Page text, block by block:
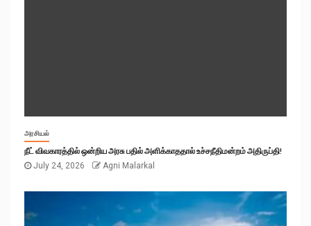
அரசியல்
நீட் விவகாரத்தில் ஒன்றிய அரசு பதில் அளிக்காததால் உச்சநீதிமன்றம் அதிருப்தி!
July 24, 2026
Agni Malarkal